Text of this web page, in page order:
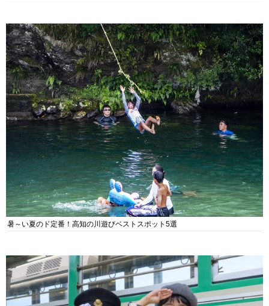
暑～い夏のド定番！高知の川遊びベストスポット5選